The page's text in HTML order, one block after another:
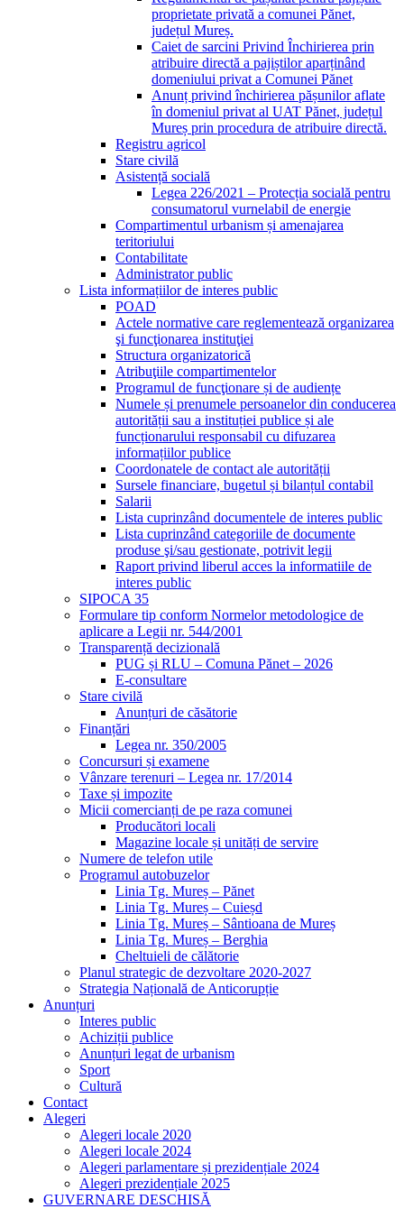
proprietate privată a comunei Pănet,
județul Mureș.
Caiet de sarcini Privind Închirierea prin
atribuire directă a pajiștilor aparținând
domeniului privat a Comunei Pănet
Anunț privind închirierea pășunilor aflate
în domeniul privat al UAT Pănet, județul
Mureș prin procedura de atribuire directă.
Registru agricol
Stare civilă
Asistență socială
Legea 226/2021 – Protecția socială pentru
consumatorul vurnelabil de energie
Compartimentul urbanism și amenajarea
teritoriului
Contabilitate
Administrator public
Lista informațiilor de interes public
POAD
Actele normative care reglementează organizarea
şi funcţionarea instituţiei
Structura organizatorică
Atribuţiile compartimentelor
Programul de funcţionare și de audiențe
Numele și prenumele persoanelor din conducerea
autorității sau a instituției publice și ale
funcționarului responsabil cu difuzarea
informațiilor publice
Coordonatele de contact ale autorității
Sursele financiare, bugetul și bilanțul contabil
Salarii
Lista cuprinzând documentele de interes public
Lista cuprinzând categoriile de documente
produse şi/sau gestionate, potrivit legii
Raport privind liberul acces la informatiile de
interes public
SIPOCA 35
Formulare tip conform Normelor metodologice de
aplicare a Legii nr. 544/2001
Transparență decizională
PUG și RLU – Comuna Pănet – 2026
E-consultare
Stare civilă
Anunțuri de căsătorie
Finanțări
Legea nr. 350/2005
Concursuri și examene
Vânzare terenuri – Legea nr. 17/2014
Taxe și impozite
Micii comercianți de pe raza comunei
Producători locali
Magazine locale și unități de servire
Numere de telefon utile
Programul autobuzelor
Linia Tg. Mureș – Pănet
Linia Tg. Mureș – Cuieșd
Linia Tg. Mureș – Sântioana de Mureș
Linia Tg. Mureș – Berghia
Cheltuieli de călătorie
Planul strategic de dezvoltare 2020-2027
Strategia Națională de Anticorupție
Anunțuri
Interes public
Achiziții publice
Anunțuri legat de urbanism
Sport
Cultură
Contact
Alegeri
Alegeri locale 2020
Alegeri locale 2024
Alegeri parlamentare și prezidențiale 2024
Alegeri prezidențiale 2025
GUVERNARE DESCHISĂ